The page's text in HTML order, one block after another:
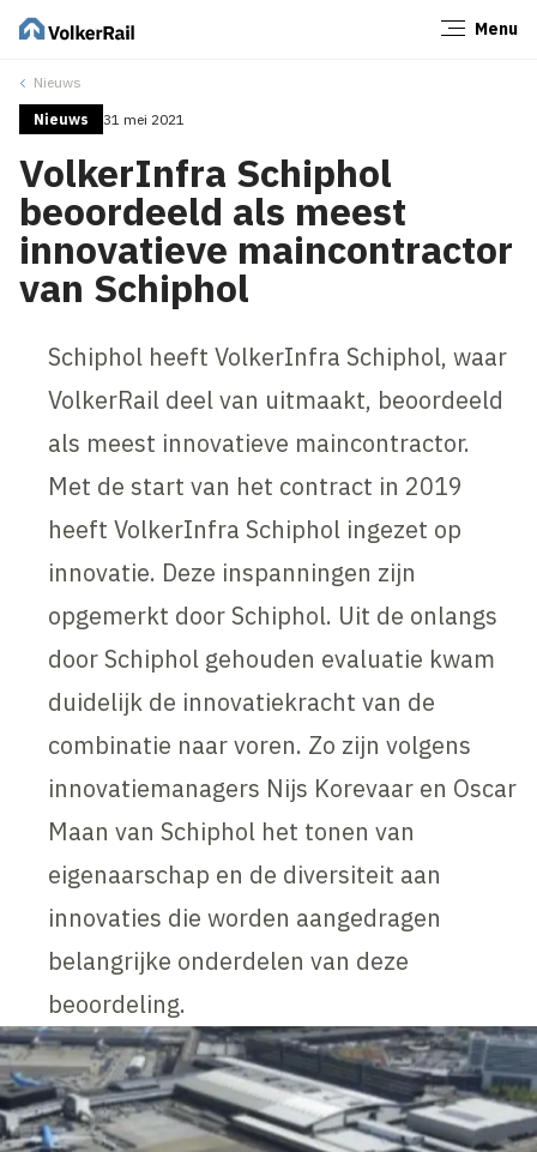
Menu
Nieuws
Nieuws 31 mei 2021
VolkerInfra Schiphol
beoordeeld als meest
innovatieve maincontractor
van Schiphol
Schiphol heeft VolkerInfra Schiphol, waar
VolkerRail deel van uitmaakt, beoordeeld
als meest innovatieve maincontractor.
Met de start van het contract in 2019
heeft VolkerInfra Schiphol ingezet op
innovatie. Deze inspanningen zijn
opgemerkt door Schiphol. Uit de onlangs
door Schiphol gehouden evaluatie kwam
duidelijk de innovatiekracht van de
combinatie naar voren. Zo zijn volgens
innovatiemanagers Nijs Korevaar en Oscar
Maan van Schiphol het tonen van
eigenaarschap en de diversiteit aan
innovaties die worden aangedragen
belangrijke onderdelen van deze
beoordeling.
Sluiten